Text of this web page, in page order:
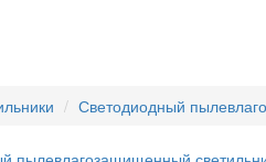
Светодиодный